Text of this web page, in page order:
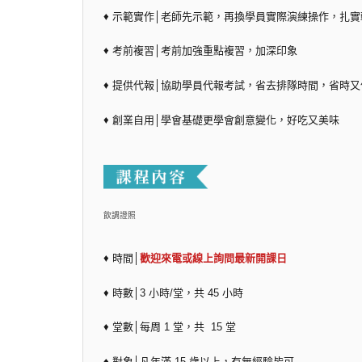
♦ 示範實作│老師先示範，再換學員實際演練操作，扎
♦ 考前複習│考前加強重點複習，加深印象
♦ 提供代報│協助學員代報考試，省去排隊時間，省時又
♦ 創業自用│學會基礎更學會創意變化，好吃又美味
飲調證照
♦ 時間│ 歡迎來電或線上詢問最新開課日
♦ 時數│3 小時/堂，共 45 小時
♦ 堂數│每周 1 堂，共 15 堂